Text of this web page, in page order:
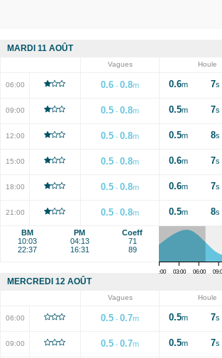
MARDI 11 AOÛT
Vagues Houle
06:00 0.6 -0.8m 0.6m 7s
09:00 0.5 -0.8m 0.5m 7s
12:00 0.5 -0.8m 0.5m 8s
15:00 0.5 -0.8m 0.6m 7s
18:00 0.5 -0.8m 0.6m 7s
21:00 0.5 -0.8m 0.5m 8s
BM
10:03
22:37
PM
04:13
16:31
Coeff
71
89
00:00 03:00 06:00
MERCREDI 12 AOÛT
Vagues Houle
06:00 0.5 -0.7m 0.5m 7s
09:00 0.5 -0.7m 0.5m 7s